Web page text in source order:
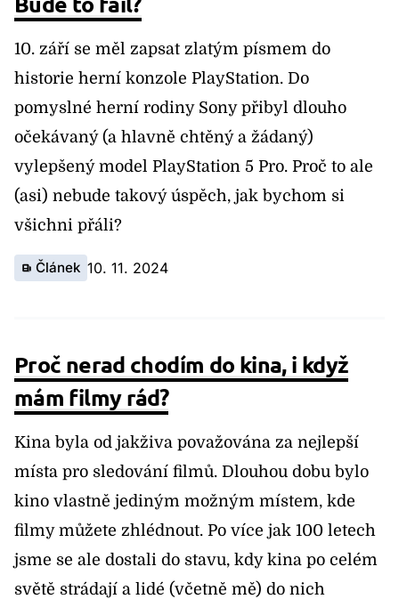
10. září se měl zapsat zlatým písmem do
historie herní konzole PlayStation. Do
pomyslné herní rodiny Sony přibyl dlouho
očekávaný (a hlavně chtěný a žádaný)
vylepšený model PlayStation 5 Pro. Proč to ale
(asi) nebude takový úspěch, jak bychom si
všichni přáli?
Článek 10. 11. 2024
Proč nerad chodím do kina, i když
mám filmy rád?
Kina byla od jakživa považována za nejlepší
místa pro sledování filmů. Dlouhou dobu bylo
kino vlastně jediným možným místem, kde
filmy můžete zhlédnout. Po více jak 100 letech
jsme se ale dostali do stavu, kdy kina po celém
světě strádají a lidé (včetně mě) do nich